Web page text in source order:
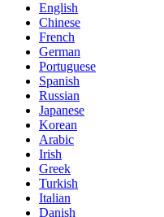
English
Chinese
French
German
Portuguese
Spanish
Russian
Japanese
Korean
Arabic
Irish
Greek
Turkish
Italian
Danish